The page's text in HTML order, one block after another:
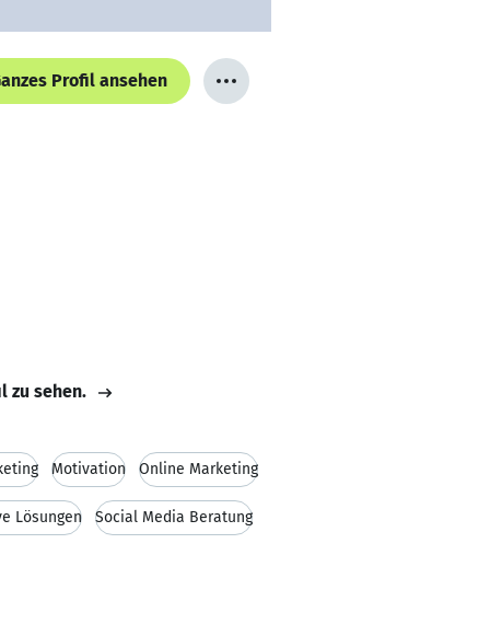
Profil ansehen
zu sehen.
Motivation Online Marketing
Lösungen Social Media Beratung